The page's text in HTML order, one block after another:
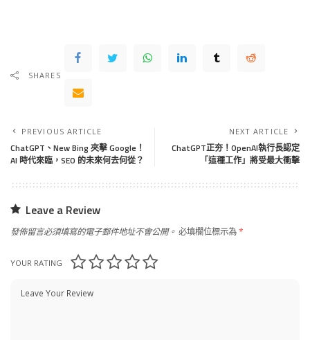
SHARES
PREVIOUS ARTICLE
ChatGPT、New Bing 夾擊 Google！
AI 時代來臨，SEO 的未來何去何從？
NEXT ARTICLE
ChatGPT正夯！OpenAI執行長認定
「這種工作」將受最大衝擊
Leave a Review
發佈留言必須填寫的電子郵件地址不會公開。 必填欄位標示為*
YOUR RATING